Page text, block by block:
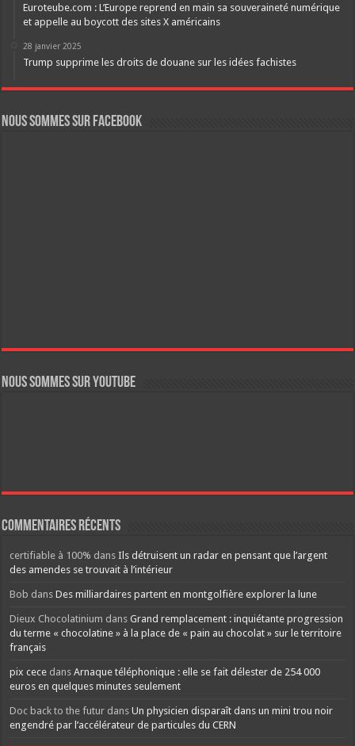
Euroteube.com : L’Europe reprend en main sa souveraineté numérique
et appelle au boycott des sites X américains
28 janvier 2025
Trump supprime les droits de douane sur les idées fachistes
Nous sommes sur FaceBook
Nous sommes sur YouTube
Commentaires récents
certifiable à 100% dansIls détruisent un radar en pensant que l’argent
des amendes se trouvait à l’intérieur
Bob dansDes milliardaires partent en montgolfière explorer la lune
Dieux Chocolatinium dansGrand remplacement : inquiétante progression
du terme « chocolatine » à la place de « pain au chocolat » sur le territoire
français
pix cece dansArnaque téléphonique : elle se fait délester de 254 000
euros en quelques minutes seulement
Doc back to the futur dansUn physicien disparaît dans un mini trou noir
engendré par l’accélérateur de particules du CERN